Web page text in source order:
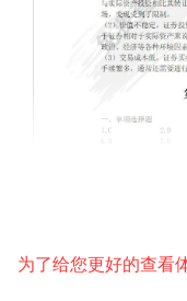
为了给您更好的查看